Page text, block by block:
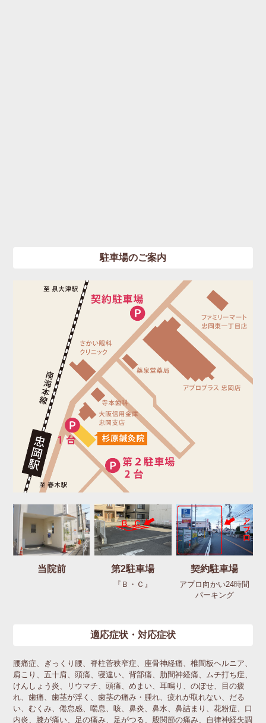
駐車場のご案内
当院前 第2駐車場
『Ｂ・Ｃ』
契約駐車場
アプロ向かい24時間
パーキング
適応症状・対応症状
腰痛症、ぎっくり腰、脊柱菅狭窄症、座骨神経痛、椎間板ヘルニア、
肩こり、五十肩、頭痛、寝違い、背部痛、肋間神経痛、ムチ打ち症、
けんしょう炎、リウマチ、頭痛、めまい、耳鳴り、のぼせ、目の疲
れ、歯痛、歯茎が浮く、歯茎の痛み・腫れ、疲れが取れない、だる
い、むくみ、倦怠感、喘息、咳、鼻炎、鼻水、鼻詰まり、花粉症、口
内炎、膝が痛い、足の痛み、足がつる、股関節の痛み、自律神経失調